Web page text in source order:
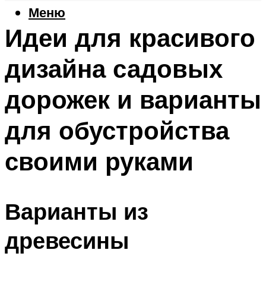
Меню
Идеи для красивого
дизайна садовых
дорожек и варианты
для обустройства
своими руками
Варианты из
древесины